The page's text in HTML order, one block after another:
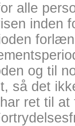
alle
inden
og til
så det
ret til